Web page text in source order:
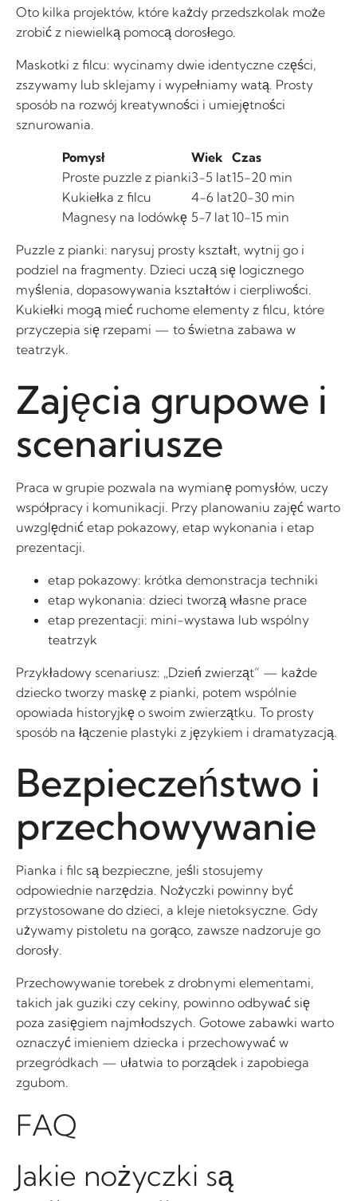
Oto kilka projektów, które każdy przedszkolak może
zrobić z niewielką pomocą dorosłego.
Maskotki z filcu: wycinamy dwie identyczne części,
zszywamy lub sklejamy i wypełniamy watą. Prosty
sposób na rozwój kreatywności i umiejętności
sznurowania.
Pomysł Wiek Czas
Proste puzzle z pianki3-5 lat15-20 min
Kukiełka z filcu
4-6 lat20-30 min
Magnesy na lodówkę 5-7 lat10-15 min
Puzzle z pianki: narysuj prosty kształt, wytnij go i
podziel na fragmenty. Dzieci uczą się logicznego
myślenia, dopasowywania kształtów i cierpliwości.
Kukiełki mogą mieć ruchome elementy z filcu, które
przyczepia się rzepami — to świetna zabawa w
teatrzyk.
Zajęcia grupowe i
scenariusze
Praca w grupie pozwala na wymianę pomysłów, uczy
współpracy i komunikacji. Przy planowaniu zajęć warto
uwzględnić etap pokazowy, etap wykonania i etap
prezentacji.
etap pokazowy: krótka demonstracja techniki
etap wykonania: dzieci tworzą własne prace
etap prezentacji: mini-wystawa lub wspólny
teatrzyk
Przykładowy scenariusz: „Dzień zwierząt” — każde
dziecko tworzy maskę z pianki, potem wspólnie
opowiada historyjkę o swoim zwierzątku. To prosty
sposób na łączenie plastyki z językiem i dramatyzacją.
Bezpieczeństwo i
przechowywanie
Pianka i filc są bezpieczne, jeśli stosujemy
odpowiednie narzędzia. Nożyczki powinny być
przystosowane do dzieci, a kleje nietoksyczne. Gdy
używamy pistoletu na gorąco, zawsze nadzoruje go
dorosły.
Przechowywanie torebek z drobnymi elementami,
takich jak guziki czy cekiny, powinno odbywać się
poza zasięgiem najmłodszych. Gotowe zabawki warto
oznaczyć imieniem dziecka i przechowywać w
przegródkach — ułatwia to porządek i zapobiega
zgubom.
FAQ
Jakie nożyczki są